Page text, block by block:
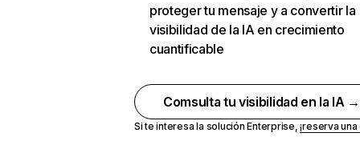
proteger tu mensaje y a convertir la
visibilidad de la IA en crecimiento
cuantificable
Comsulta tu visibilidad en la IA →
Si te interesa la solución Enterprise,¡reserva